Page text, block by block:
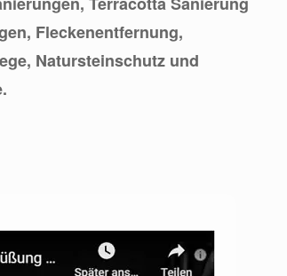
Fleckenentfernung,
Natursteinschutz und